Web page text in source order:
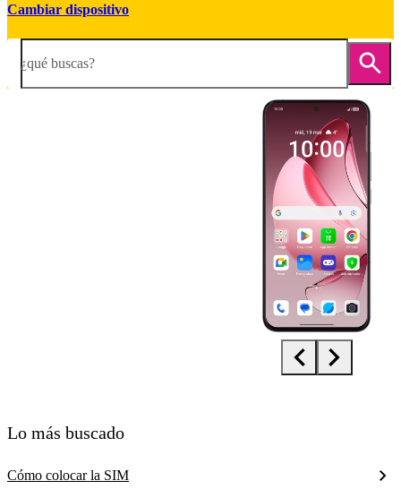
Cambiar dispositivo
¿qué buscas?
Lo más buscado
Cómo colocar la SIM